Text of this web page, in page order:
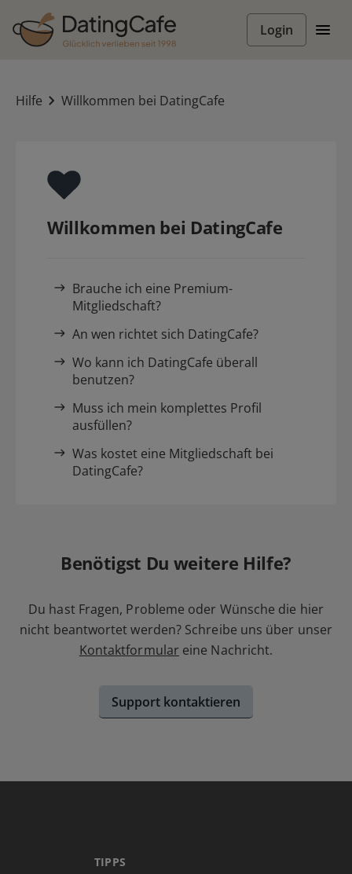
Login
Hilfe Willkommen bei DatingCafe
Willkommen bei DatingCafe
Brauche ich eine Premium-
Mitgliedschaft?
An wen richtet sich DatingCafe?
Wo kann ich DatingCafe überall
benutzen?
Muss ich mein komplettes Profil
ausfüllen?
Was kostet eine Mitgliedschaft bei
DatingCafe?
Benötigst Du weitere Hilfe?
Du hast Fragen, Probleme oder Wünsche die hier
nicht beantwortet werden? Schreibe uns über unser
Kontaktformular eine Nachricht.
Support kontaktieren
TIPPS